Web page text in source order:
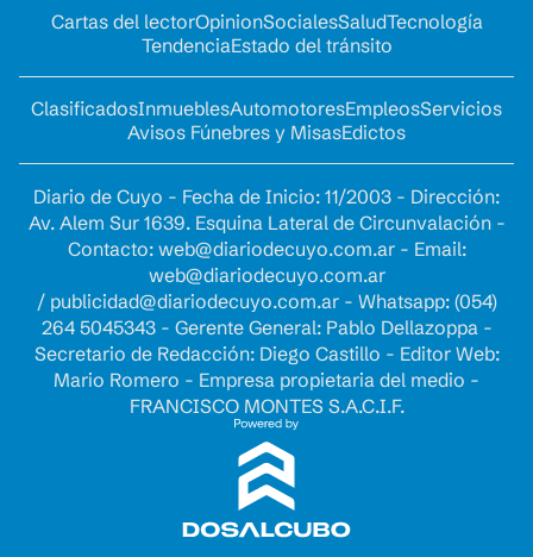
Cartas del lectorOpinionSocialesSaludTecnología
TendenciaEstado del tránsito
ClasificadosInmueblesAutomotoresEmpleosServicios
Avisos Fúnebres y MisasEdictos
Diario de Cuyo - Fecha de Inicio: 11/2003 - Dirección:
Av. Alem Sur 1639. Esquina Lateral de Circunvalación -
Contacto: web@diariodecuyo.com.ar- Email:
web@diariodecuyo.com.ar
/ publicidad@diariodecuyo.com.ar- Whatsapp: (054)
264 5045343 - Gerente General: Pablo Dellazoppa -
Secretario de Redacción: Diego Castillo - Editor Web:
Mario Romero - Empresa propietaria del medio -
FRANCISCO MONTES S.A.C.I.F.